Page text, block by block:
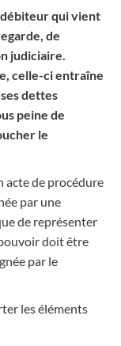
débiteur qui vient
de
judiciaire.
celle-ci entraîne
dettes
peine de
le
acte de procédure
par une
de représenter
doit être
par le
les éléments